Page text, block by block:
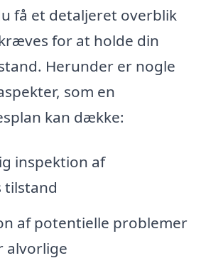
få et detaljeret overblik
for at holde din
Herunder er nogle
som en
kan dække:
inspektion af
tilstand
af potentielle problemer
alvorlige